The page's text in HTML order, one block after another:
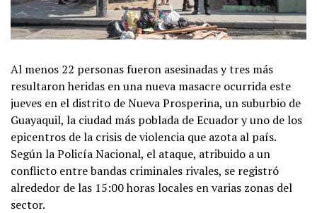
Al menos 22 personas fueron asesinadas y tres más
resultaron heridas en una nueva masacre ocurrida este
jueves en el distrito de Nueva Prosperina, un suburbio de
Guayaquil, la ciudad más poblada de Ecuador y uno de los
epicentros de la crisis de violencia que azota al país.
Según la Policía Nacional, el ataque, atribuido a un
conflicto entre bandas criminales rivales, se registró
alrededor de las 15:00 horas locales en varias zonas del
sector.